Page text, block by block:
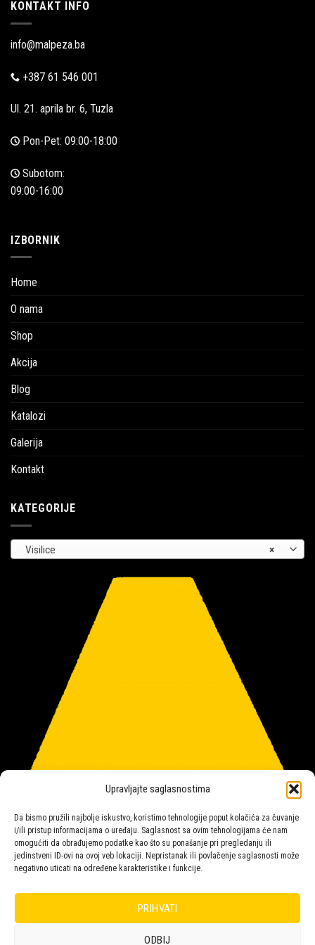
Upravljajte saglasnostima
Da bismo pružili najbolje iskustvo, koristimo tehnologije poput kolačića za čuvanje
i/ili pristup informacijama o uređaju. Saglasnost sa ovim tehnologijama će nam
omogućiti da obrađujemo podatke kao što su ponašanje pri pregledanju ili
jedinstveni ID-ovi na ovoj veb lokaciji. Nepristanak ili povlačenje saglasnosti može
negativno uticati na određene karakteristike i funkcije.
PRIHVATI
ODBIJ
KONTAKT INFO
info@malpeza.ba
+387 61 546 001
Ul. 21. aprila br. 6, Tuzla
Pon-Pet: 09:00-18:00
Subotom:
09:00-16:00
IZBORNIK
Home
O nama
Shop
Akcija
Blog
Katalozi
Galerija
Kontakt
KATEGORIJE
×
Visilice